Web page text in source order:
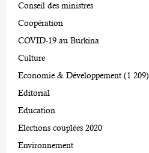
Conseil des ministres
Coopération
COVID-19 au Burkina
Culture
Economie & Développement (1 209)
Editorial
Education
Elections couplées 2020
Environnement